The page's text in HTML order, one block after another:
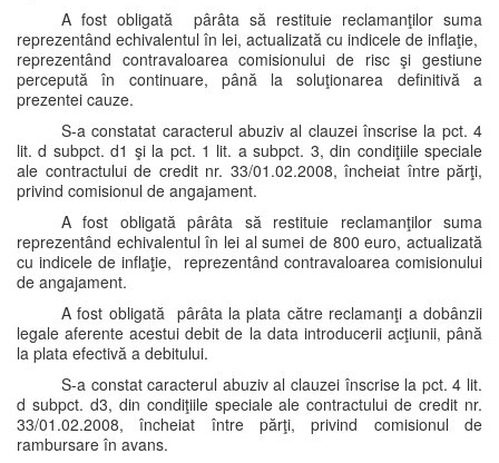
A fost obligată pârâta să restituie reclamanţilor suma
reprezentând echivalentul în lei, actualizată cu indicele de inflaţie,
reprezentând contravaloarea comisionului de risc şi gestiune
percepută în continuare, până la soluţionarea definitivă a
prezentei cauze.
S-a constatat caracterul abuziv al clauzei înscrise la pct. 4
lit. d subpct. d1 şi la pct. 1 lit. a subpct. 3, din condiţiile speciale
ale contractului de credit nr. 33/01.02.2008, încheiat între părţi,
privind comisionul de angajament.
A fost obligată pârâta să restituie reclamanţilor suma
reprezentând echivalentul în lei al sumei de 800 euro, actualizată
cu indicele de inflaţie, reprezentând contravaloarea comisionului
de angajament.
A fost obligată pârâta la plata către reclamanţi a dobânzii
legale aferente acestui debit de la data introducerii acţiunii, până
la plata efectivă a debitului.
S-a constat caracterul abuziv al clauzei înscrise la pct. 4 lit.
d subpct. d3, din condiţiile speciale ale contractului de credit nr.
33/01.02.2008, încheiat între părţi, privind comisionul de
rambursare în avans.